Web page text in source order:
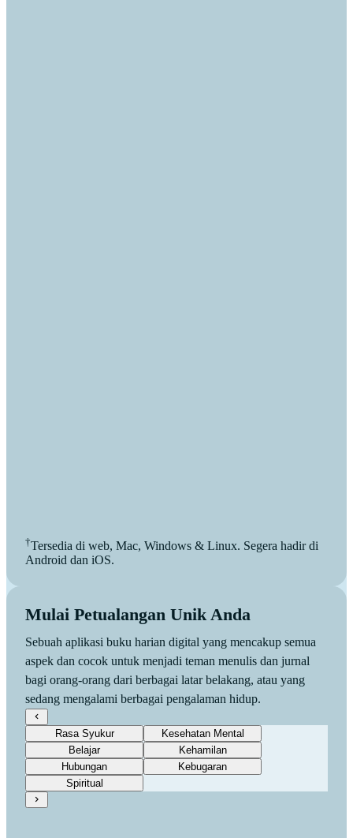
†Tersedia di web, Mac, Windows & Linux. Segera hadir di
Android dan iOS.
Mulai Petualangan Unik Anda
Sebuah aplikasi buku harian digital yang mencakup semua
aspek dan cocok untuk menjadi teman menulis dan jurnal
bagi orang-orang dari berbagai latar belakang, atau yang
sedang mengalami berbagai pengalaman hidup.
Rasa Syukur
Kesehatan Mental
Belajar
Kehamilan
Hubungan
Kebugaran
Spiritual